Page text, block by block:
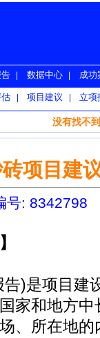
数据中心 成功
项目建议 立项
没有找不
项目建
号: 8342798
)是项目建
家和地方
、所在地